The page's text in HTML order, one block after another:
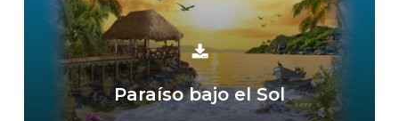
Paraíso bajo el Sol